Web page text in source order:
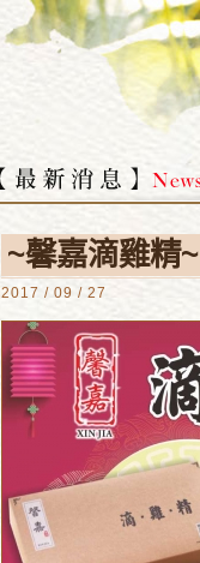
~馨嘉滴雞精
2017 / 09 / 27